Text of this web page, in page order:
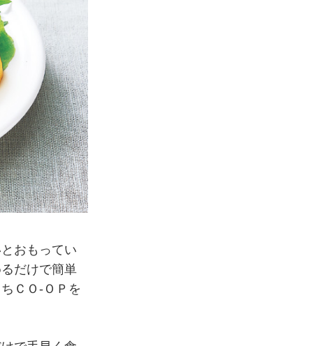
おもってい
だけで簡単
ＣＯ-ＯＰを